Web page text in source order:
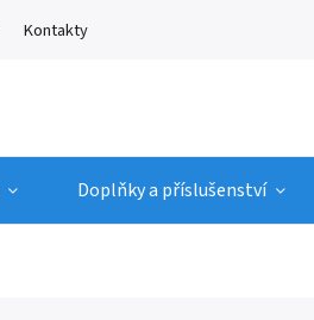
Kontakty
Doplňky a příslušenství